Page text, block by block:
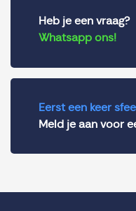
Heb je een vraag?
Whatsapp ons!
Eerst een keer
Meld je aan voor